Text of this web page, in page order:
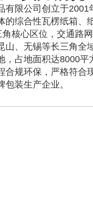
有限公司创立于
的综合性瓦楞纸箱、
核心区位，交通路
山、无锡等长三角全
，占地面积达8000
合规环保，严格符合
装生产企业。